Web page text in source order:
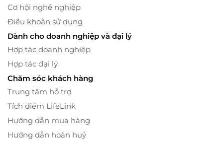
Cơ hội nghề nghiệp
Điều khoản sử dụng
Dành cho doanh nghiệp và đại lý
Hợp tác doanh nghiệp
Hợp tác đại lý
Chăm sóc khách hàng
Trung tâm hỗ trợ
Tích điểm LifeLink
Hướng dẫn mua hàng
Hướng dẫn hoàn huỷ